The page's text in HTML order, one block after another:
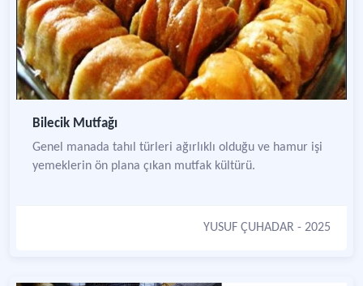
Bilecik Mutfağı
Genel manada tahıl türleri ağırlıklı olduğu ve hamur işi
yemeklerin ön plana çıkan mutfak kültürü.
YUSUF ÇUHADAR - 2025